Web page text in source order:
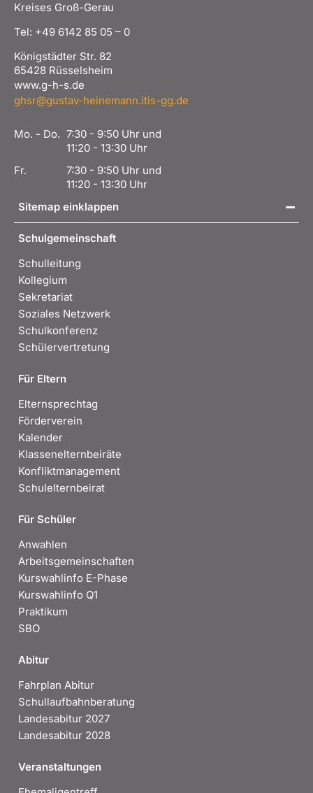
Kreises Groß-Gerau
Tel: +49 6142 85 05 – 0
Königstädter Str. 82
65428 Rüsselsheim
www.g-h-s.de
ghsr@gustav-heinemann.itis-gg.de
Mo. - Do. 7:30 - 9:50 Uhr und
11:20 - 13:30 Uhr
Fr.
7:30 - 9:50 Uhr und
11:20 - 13:30 Uhr
Sitemap einklappen
Schulgemeinschaft
Schulleitung
Kollegium
Sekretariat
Soziales Netzwerk
Schulkonferenz
Schülervertretung
Für Eltern
Elternsprechtag
Förderverein
Kalender
Klassenelternbeiräte
Konfliktmanagement
Schulelternbeirat
Für Schüler
Anwahlen
Arbeitsgemeinschaften
Kurswahlinfo E-Phase
Kurswahlinfo Q1
Praktikum
SBO
Abitur
Fahrplan Abitur
Schullaufbahnberatung
Landesabitur 2027
Landesabitur 2028
Veranstaltungen